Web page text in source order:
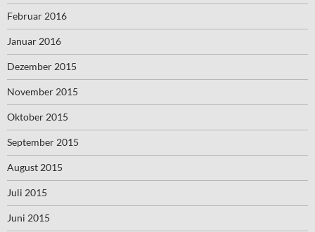
Februar 2016
Januar 2016
Dezember 2015
November 2015
Oktober 2015
September 2015
August 2015
Juli 2015
Juni 2015